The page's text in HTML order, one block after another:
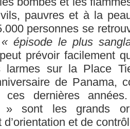
pauvres et à la
personnes se
« épisode le plus
prévoir facilement
larmes sur la Place
de Panama,
ces dernières
» sont les grands
d’orientation et de